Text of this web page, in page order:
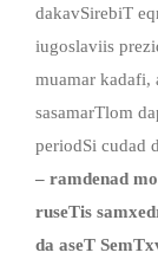
dakavSirebiT
iugoslaviis
muamar kadafi,
sasamarTlom
periodSi cudad
– ramdenad
ruseTis
da aseT